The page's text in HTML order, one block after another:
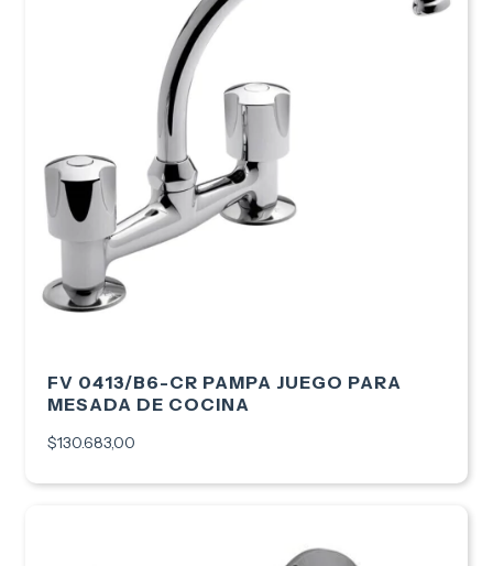
FV 0413/B6-CR PAMPA JUEGO PARA
MESADA DE COCINA
$130.683,00